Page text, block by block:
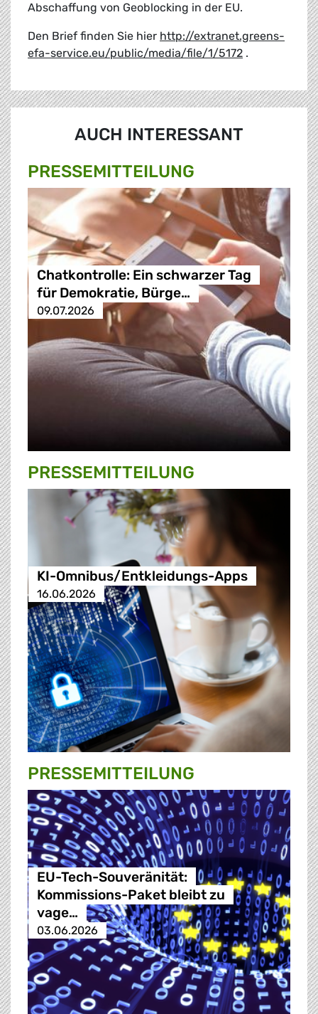
Abschaffung von Geoblocking in der EU.
Den Brief finden Sie hier http://extranet.greens-
efa-service.eu/public/media/file/1/5172 .
AUCH INTERESSANT
PRESSE­MITTEILUNG
Chatkontrolle: Ein schwarzer Tag
für Demokratie, Bürge…
09.07.2026
PRESSE­MITTEILUNG
KI-Omnibus/Entkleidungs-Apps
16.06.2026
PRESSE­MITTEILUNG
EU-Tech-Souveränität:
Kommissions-Paket bleibt zu
vage…
03.06.2026